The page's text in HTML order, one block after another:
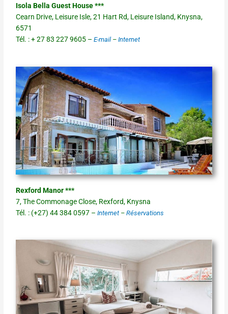
Isola Bella Guest House ***
Cearn Drive, Leisure Isle, 21 Hart Rd, Leisure Island, Knysna,
6571
Tél. : + 27 83 227 9605 –E-mail –Internet
Rexford Manor ***
7, The Commonage Close, Rexford, Knysna
Tél. : (+27) 44 384 0597 –Internet –Réservations